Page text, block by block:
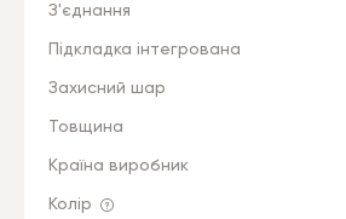
З'єднання
Підкладка інтегрована
Захисний шар
Товщина
Країна виробник
Колір